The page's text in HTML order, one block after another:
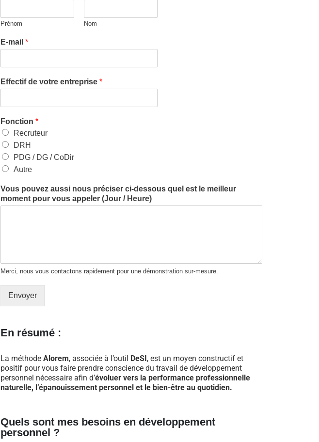
Prénom Nom
E-mail *
Effectif de votre entreprise *
Fonction *
Recruteur
DRH
PDG / DG / CoDir
Autre
Vous pouvez aussi nous préciser ci-dessous quel est le meilleur
moment pour vous appeler (Jour / Heure)
Merci, nous vous contactons rapidement pour une démonstration sur-mesure.
Envoyer
En résumé :
La méthode Alorem, associée à l’outil DeSI, est un moyen constructif et
positif pour vous faire prendre conscience du travail de développement
personnel nécessaire afin d’évoluer vers la performance professionnelle
naturelle, l’épanouissement personnel et le bien-être au quotidien.
Quels sont mes besoins en développement
personnel ?